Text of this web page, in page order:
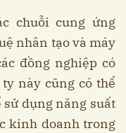
chuỗi cung ứng
nhân tạo và máy
đồng nghiệp có
này cũng có thể
dụng năng suất
kinh doanh trong